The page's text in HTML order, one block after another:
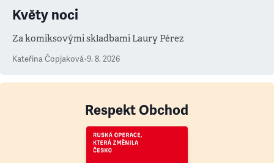
Květy noci
Za komiksovými skladbami Laury Pérez
Kateřina Čopjaková•9. 8. 2026
Respekt Obchod